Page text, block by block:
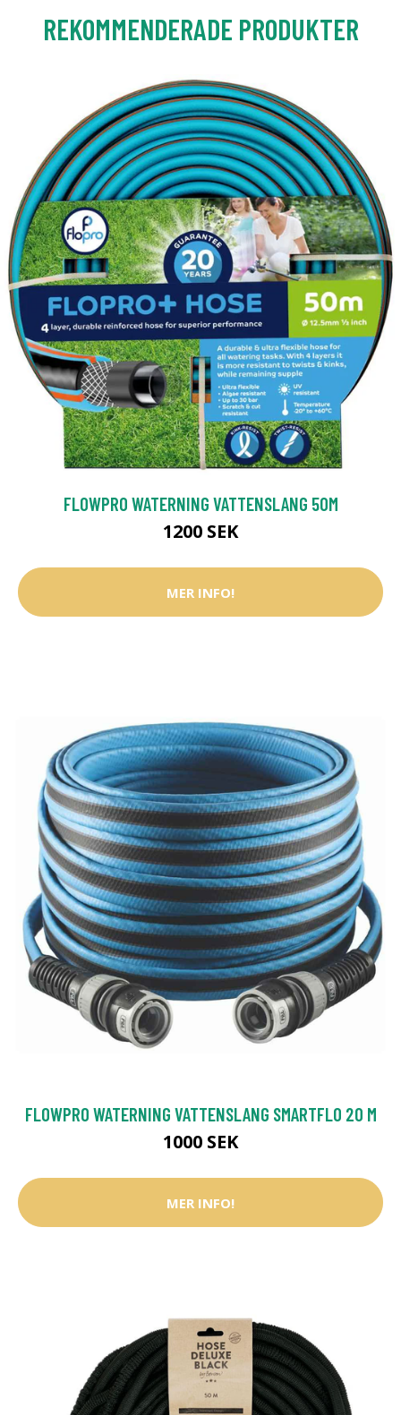
REKOMMENDERADE PRODUKTER
FLOWPRO WATERNING VATTENSLANG 50M
1200 SEK
MER INFO!
FLOWPRO WATERNING VATTENSLANG SMARTFLO 20 M
1000 SEK
MER INFO!